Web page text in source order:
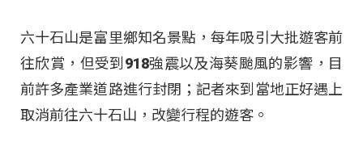
六十石山是富里鄉知名景點，每年吸引大批遊客前
往欣賞，但受到918強震以及海葵颱風的影響，目
前許多產業道路進行封閉；記者來到當地正好遇上
取消前往六十石山，改變行程的遊客。